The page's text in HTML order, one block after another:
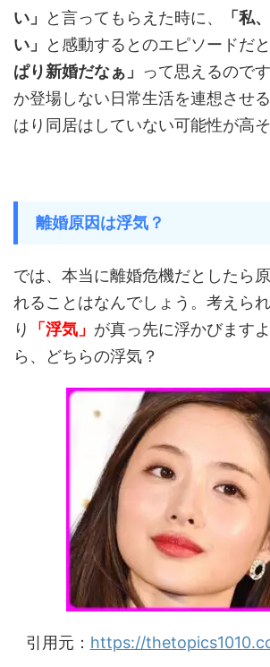
い」 と言ってもらえた時に、
「私
い」
と感動するとのエピソードだと
ぱり新婚だなぁ」 って思えるので
か登場しない日常生活を連想させ
はり同居はしていない可能性が高そ
離婚原因は浮気？
では、本当に離婚危機だとしたら
れることはなんでしょう。考えら
り
「浮気」 が真っ先に浮かびます
ら、どちらの浮気？
引用元： https://